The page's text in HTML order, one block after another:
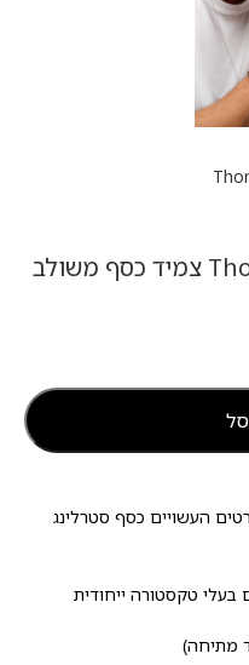
Thomas Sabo A1923-826-2 צמיד כסף משולב
העשויים כסף סטרלינג
בעלי טקסטורה ייחודית
מתיחה)